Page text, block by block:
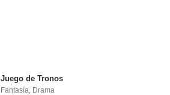
Juego de Tronos
Fantasía, Drama